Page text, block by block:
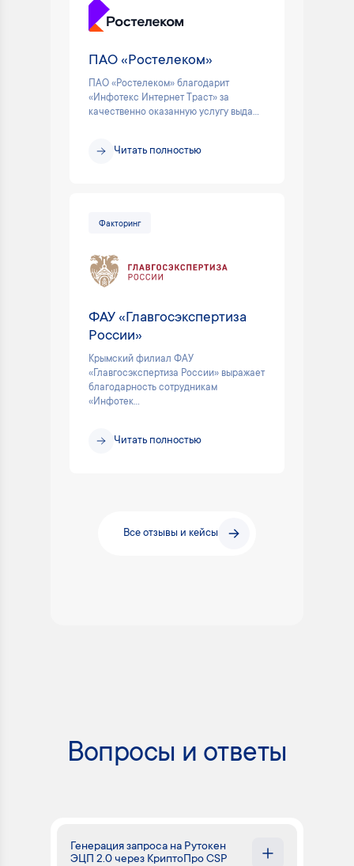
ПАО «Ростелеком»
ПАО «Ростелеком» благодарит
«Инфотекс Интернет Траст» за
качественно оказанную услугу выда...
Читать полностью
Факторинг
ФАУ «Главгосэкспертиза
России»
Крымский филиал ФАУ
«Главгосэкспертиза России» выражает
благодарность сотрудникам
«Инфотек...
Читать полностью
Все отзывы и кейсы
Вопросы и ответы
Генерация запроса на Рутокен
ЭЦП 2.0 через КриптоПро CSP